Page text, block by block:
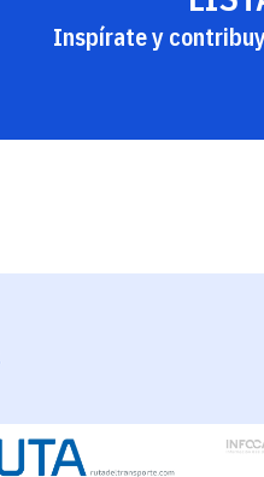
Inspírate y